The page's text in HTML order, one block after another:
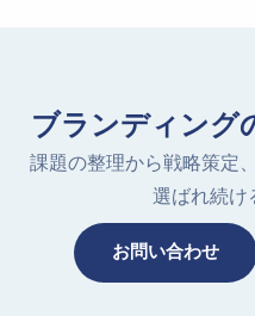
ブランディング
課題の整理から戦略策定
選ばれ続け
お問い合わせ